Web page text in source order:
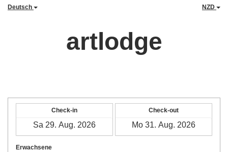
Deutsch NZD
artlodge
Check-in Check-out
Erwachsene